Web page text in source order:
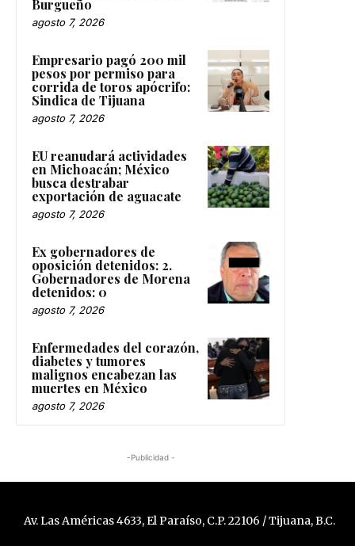
Burgueño
agosto 7, 2026
Empresario pagó 200 mil
pesos por permiso para
corrida de toros apócrifo:
Sindica de Tijuana
agosto 7, 2026
EU reanudará actividades
en Michoacán; México
busca destrabar
exportación de aguacate
agosto 7, 2026
Ex gobernadores de
oposición detenidos: 2.
Gobernadores de Morena
detenidos: 0
agosto 7, 2026
Enfermedades del corazón,
diabetes y tumores
malignos encabezan las
muertes en México
agosto 7, 2026
-Publicidad -
Av. Las Américas 4633, El Paraíso, C.P. 22106 / Tijuana, B.C.